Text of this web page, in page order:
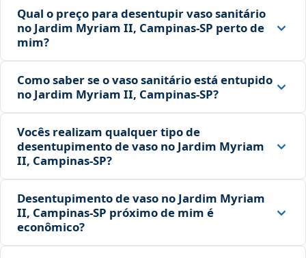
Qual o preço para desentupir vaso sanitário
no Jardim Myriam II, Campinas‑SP perto de
mim?
Como saber se o vaso sanitário está entupido
no Jardim Myriam II, Campinas‑SP?
Vocês realizam qualquer tipo de
desentupimento de vaso no Jardim Myriam
II, Campinas‑SP?
Desentupimento de vaso no Jardim Myriam
II, Campinas‑SP próximo de mim é
econômico?